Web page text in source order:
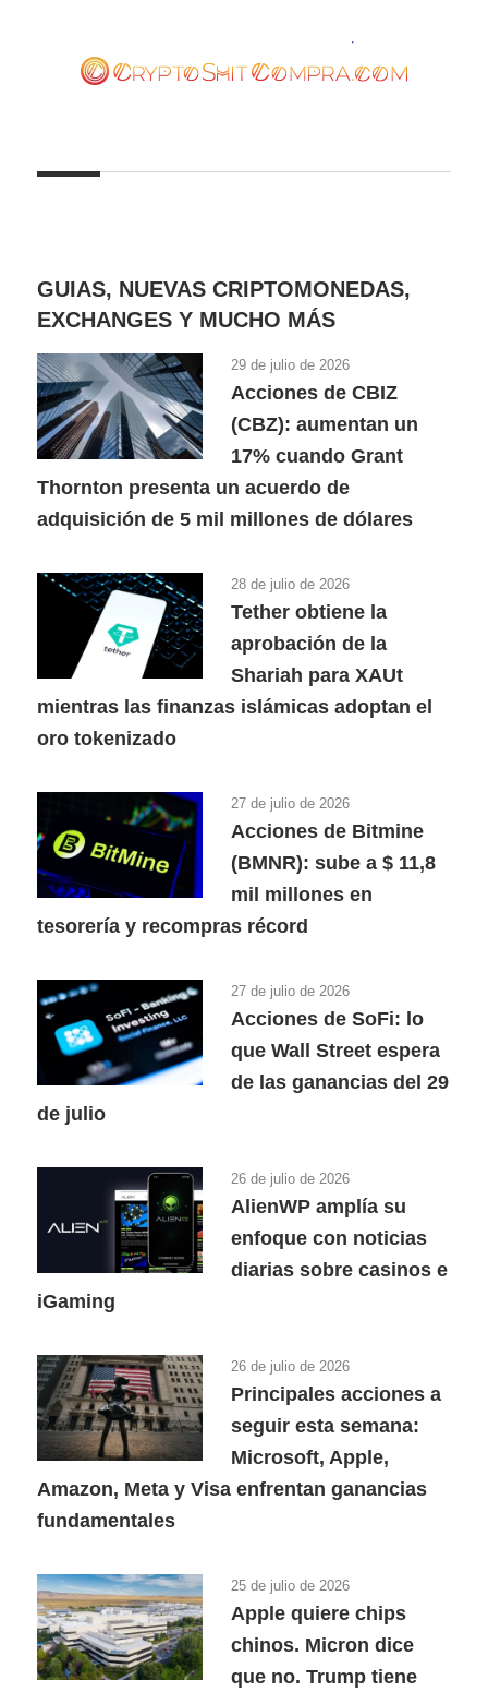
contenido
GUIAS, NUEVAS CRIPTOMONEDAS,
EXCHANGES Y MUCHO MÁS
29 de julio de 2026
Acciones de CBIZ
(CBZ): aumentan un
17% cuando Grant
Thornton presenta un acuerdo de
adquisición de 5 mil millones de dólares
28 de julio de 2026
Tether obtiene la
aprobación de la
Shariah para XAUt
mientras las finanzas islámicas adoptan el
oro tokenizado
27 de julio de 2026
Acciones de Bitmine
(BMNR): sube a $ 11,8
mil millones en
tesorería y recompras récord
27 de julio de 2026
Acciones de SoFi: lo
que Wall Street espera
de las ganancias del 29
de julio
26 de julio de 2026
AlienWP amplía su
enfoque con noticias
diarias sobre casinos e
iGaming
26 de julio de 2026
Principales acciones a
seguir esta semana:
Microsoft, Apple,
Amazon, Meta y Visa enfrentan ganancias
fundamentales
25 de julio de 2026
Apple quiere chips
chinos. Micron dice
que no. Trump tiene